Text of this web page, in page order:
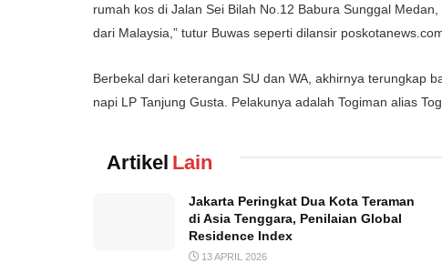
rumah kos di Jalan Sei Bilah No.12 Babura Sunggal
dari Malaysia,” tutur Buwas seperti dilansir
Berbekal dari keterangan SU dan WA, akhirnya terungkap
napi LP Tanjung Gusta. Pelakunya adalah Togiman alias
Artikel Lain
Jakarta Peringkat Dua Kota Teraman
di Asia Tenggara, Penilaian Global
Residence Index
13 APRIL 2026